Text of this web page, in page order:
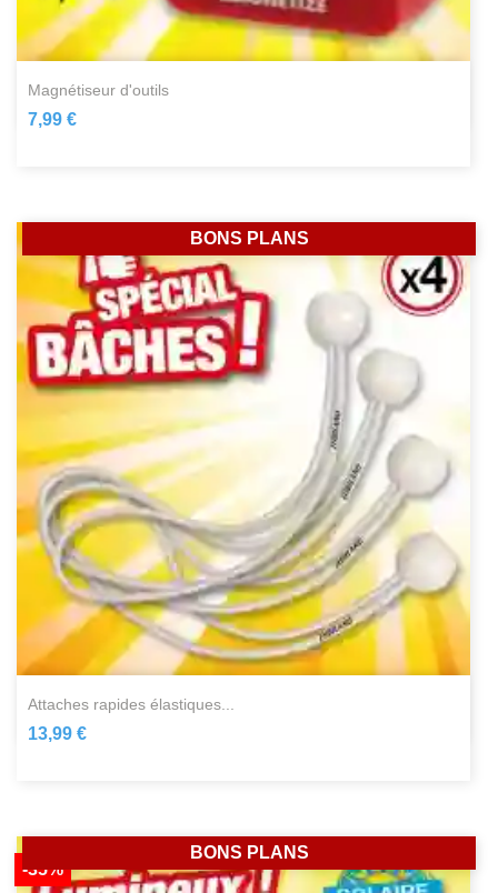
magnétiseur d'outils
7,99 €
attaches rapides élastiques...
13,99 €
BONS PLANS
-35%
BONS PLANS